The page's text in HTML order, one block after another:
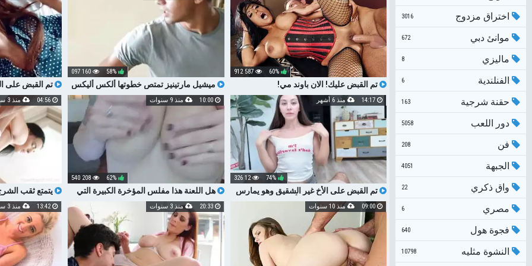
تم القبض عليك! الان باوند مي!
60%
587 912
ميشيل مارتينيز تمتص خطوتها ألكس أليكس
بعد رؤيتها مع دسار
تم القبض على
الإباحية يحصل
تم القبض على الأخ غير الشقيق وهو يمارس
الجنس - تم إغوائه من قبل أخته لممارسة
الجنس مع قضيب كبير
74%
12 326
منذ 6 أشهر
هل اللعنة هذا مفلس المؤخرة الكبيرة التي
تم توقيعها جبهة تحرير مورو الإسلامية
10:00 منذ 9 سنوات
يتمتع ثقب
من القضيب الصلب
منذ 3 سنوات
منذ 10 سنوات 20:33 منذ 3 سنوات 13:42 منذ 3 سنوات
اختراق مزدوج 3016
موانئ دبي 672
ماليزي 8
الفنلندية 6
حقنة شرجية 163
دور اللعب 5058
فن 208
الجبهة 4051
واق ذكري 22
مصري 6
فجوة هول 640
النشوة مثليه 10798